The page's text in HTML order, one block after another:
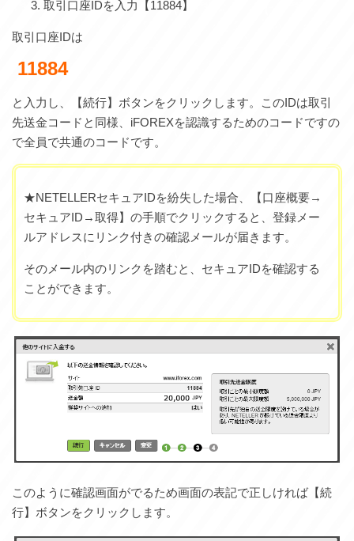
取引口座IDを入力【11884】
取引口座IDは
11884
と入力し、【続行】ボタンをクリックします。このIDは取引
先送金コードと同様、iFOREXを認識するためのコードですの
で全員で共通のコードです。
★NETELLERセキュアIDを紛失した場合、【口座概要→
セキュアID→取得】の手順でクリックすると、登録メー
ルアドレスにリンク付きの確認メールが届きます。
そのメール内のリンクを踏むと、セキュアIDを確認する
ことができます。
このように確認画面がでるため画面の表記で正しければ【続
行】ボタンをクリックします。